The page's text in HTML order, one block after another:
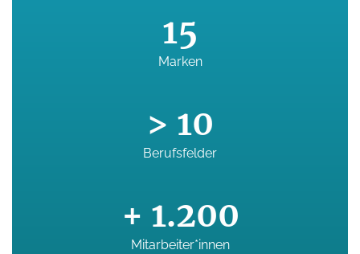
15
Marken
> 10
Berufsfelder
+ 1.200
Mitarbeiter*innen